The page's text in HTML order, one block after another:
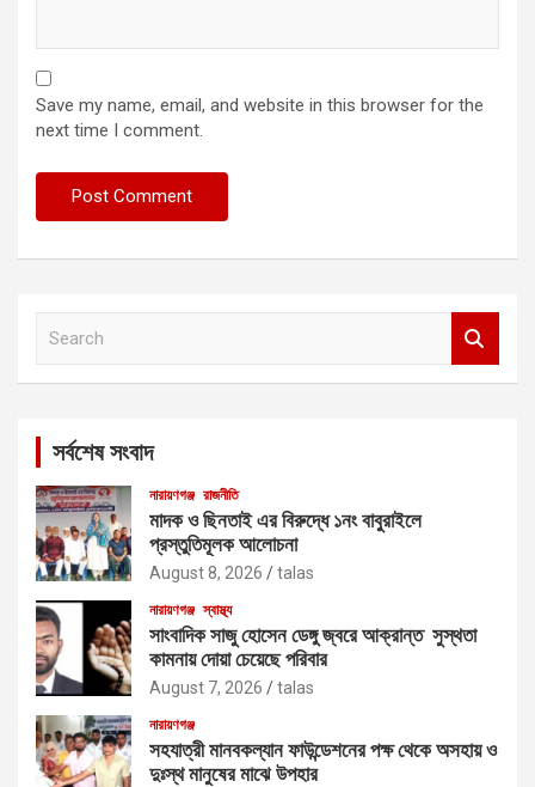
Save my name, email, and website in this browser for the
next time I comment.
সর্বশেষ সংবাদ
নারায়ণগঞ্জ রাজনীতি
মাদক ও ছিনতাই এর বিরুদ্ধে ১নং বাবুরাইলে
প্রস্তুতিমূলক আলোচনা
August 8, 2026 talas
নারায়ণগঞ্জ স্বাস্থ্য
সাংবাদিক সাজু হোসেন ডেঙ্গু জ্বরে আক্রান্ত সুস্থতা
কামনায় দোয়া চেয়েছে পরিবার
August 7, 2026 talas
নারায়ণগঞ্জ
সহযাত্রী মানবকল্যান ফাউন্ডেশনের পক্ষ থেকে অসহায় ও
দুঃস্থ মানুষের মাঝে উপহার